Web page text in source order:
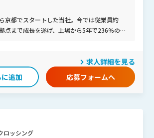
京都でスタートした当社。今では従業員約
点まで成長を遂げ、上場から5年で236％の売
ム開発、機械・機構設計、電子電気回路設計、
オ分野など、幅広いフィールドでエンジニア
。そんな当社では事業拡大に伴い、新たに福
！新福岡拠点では中核となってご活躍いただ
求人詳細を見る
応募フォームへ
ロッシング